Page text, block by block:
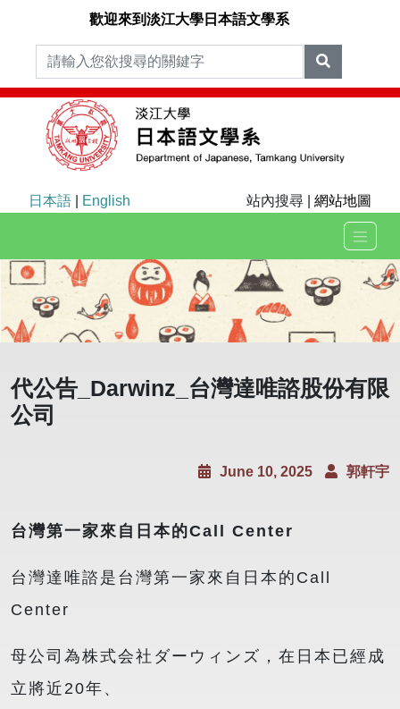
歡迎來到淡江大學日本語文學系
日本語 English 站內搜尋 | 網站地圖
代公告_Darwinz_台灣達唯諮股份有限
公司
June 10, 2025 郭軒宇
台灣第一家來自日本的Call Center
台灣達唯諮是台灣第一家來自日本的Call
Center
母公司為株式会社ダーウィンズ，在日本已經成
立將近20年、